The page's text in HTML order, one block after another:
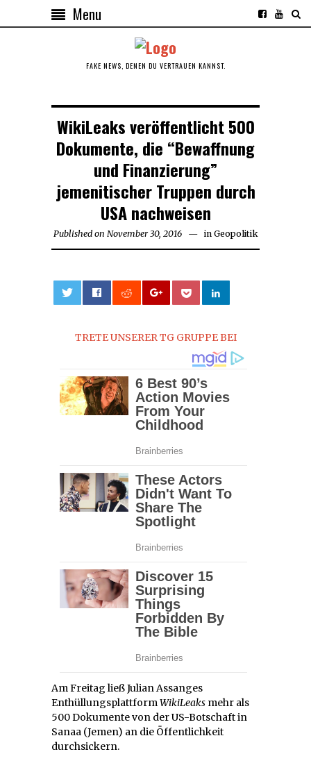
Menu
FAKE NEWS, DENEN DU VERTRAUEN KANNST.
WikiLeaks veröffentlicht 500
Dokumente, die “Bewaffnung
und Finanzierung”
jemenitischer Truppen durch
USA nachweisen
Published on November 30, 2016November
in Geopolitik
TRETE UNSERER TG GRUPPE BEI
Am Freitag ließ Julian Assanges
EnthüllungsplattformWikiLeaks mehr als
500 Dokumente von der US-Botschaft in
Sanaa (Jemen) an die Öffentlichkeit
durchsickern.